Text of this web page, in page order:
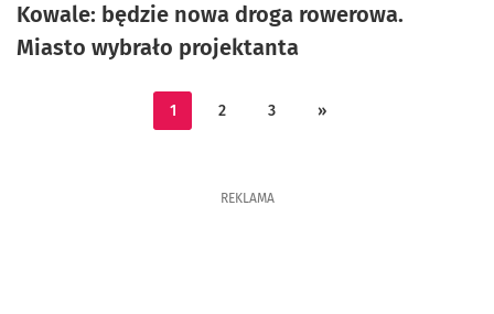
Kowale: będzie nowa droga rowerowa.
Miasto wybrało projektanta
1 2 3 »
REKLAMA